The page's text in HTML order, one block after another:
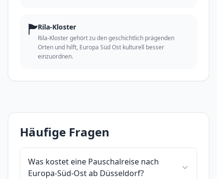
🏲Rila-Kloster
Rila-Kloster gehört zu den geschichtlich prägenden
Orten und hilft, Europa Süd Ost kulturell besser
einzuordnen.
Häufige Fragen
Was kostet eine Pauschalreise nach
Europa-Süd-Ost ab Düsseldorf?